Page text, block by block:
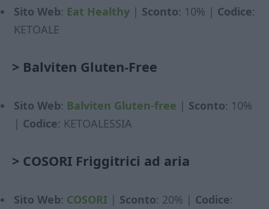
Sito Web: Eat Healthy | Sconto: 10% | Codice:
KETOALE
> Balviten Gluten-Free
Sito Web: Balviten Gluten-free | Sconto: 10%
| Codice: KETOALESSIA
> COSORI Friggitrici ad aria
Sito Web: COSORI | Sconto: 20% | Codice: